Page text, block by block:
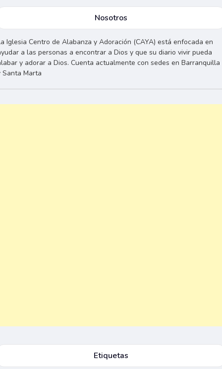
Nosotros
Iglesia Centro de Alabanza y Adoración (CAYA) está enfocada en
a las personas a encontrar a Dios y que su diario vivir pueda
y adorar a Dios. Cuenta actualmente con sedes en Barranquilla
Santa Marta
Etiquetas